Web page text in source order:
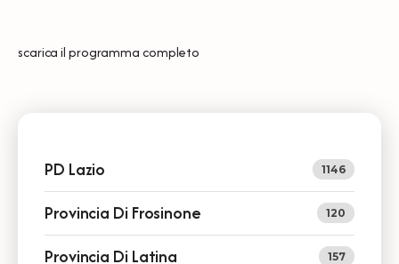
scarica ilprogramma completo
PD Lazio 1146
Provincia Di Frosinone 120
Provincia Di Latina 157